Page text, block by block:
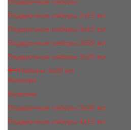
Подарочные наборы 2x15 мл
Подарочные наборы 3х15 мл
Подарочные наборы 3x50 мл
Подарочные наборы 3x20 мл
Наборы 3х20 мл
Женские
Мужские
Подарочные наборы 3х30 мл
Подарочные наборы 4x15 мл